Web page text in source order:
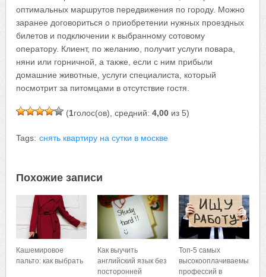
оптимальных маршрутов передвижения по городу. Можно
заранее договориться о приобретении нужных проездных
билетов и подключении к выбранному сотовому
оператору. Клиент, по желанию, получит услуги повара,
няни или горничной, а также, если с ним прибыли
домашние животные, услуги специалиста, который
посмотрит за питомцами в отсутствие гостя.
(1голос(ов), средний:4,00 из 5)
Tags: снять квартиру на сутки в москве
Похожие записи
Кашемировое
пальто: как выбрать
Как выучить
английский язык без
посторонней
Топ-5 самых
высокооплачиваемых
профессий в